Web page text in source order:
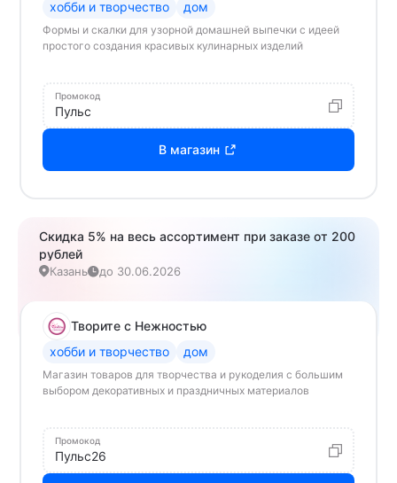
хобби и творчество
дом
Формы и скалки для узорной домашней выпечки с идеей
простого создания красивых кулинарных изделий
Промокод
Пульс
В магазин
Скидка 5% на весь ассортимент при заказе от 200
рублей
Казань до 30.06.2026
Творите с Нежностью
хобби и творчество
дом
Магазин товаров для творчества и рукоделия с большим
выбором декоративных и праздничных материалов
Промокод
Пульс26